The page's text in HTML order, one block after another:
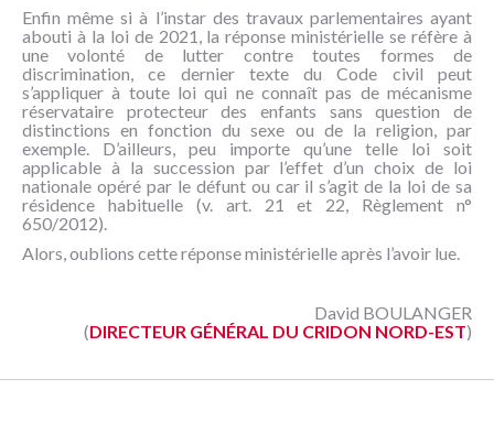
Enfin même si à l’instar des travaux parlementaires ayant
abouti à la loi de 2021, la réponse ministérielle se réfère à
une volonté de lutter contre toutes formes de
discrimination, ce dernier texte du Code civil peut
s’appliquer à toute loi qui ne connaît pas de mécanisme
réservataire protecteur des enfants sans question de
distinctions en fonction du sexe ou de la religion, par
exemple. D’ailleurs, peu importe qu’une telle loi soit
applicable à la succession par l’effet d’un choix de loi
nationale opéré par le défunt ou car il s’agit de la loi de sa
résidence habituelle (v. art. 21 et 22, Règlement n°
650/2012).
Alors, oublions cette réponse ministérielle après l’avoir lue.
David BOULANGER
(DIRECTEUR GÉNÉRAL DU CRIDON NORD-EST)